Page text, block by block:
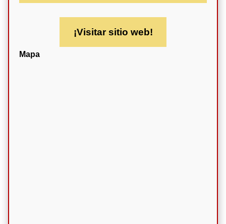
¡Visitar sitio web!
Mapa